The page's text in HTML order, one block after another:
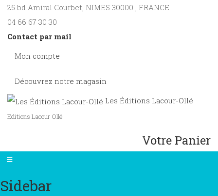
25 bd Amiral Courbet, NIMES 30000 , FRANCE
04 66 67 30 30
Contact par mail
Mon compte
Découvrez notre magasin
Les Éditions Lacour-Ollé
Editions Lacour Ollé
Votre Panier
Sidebar